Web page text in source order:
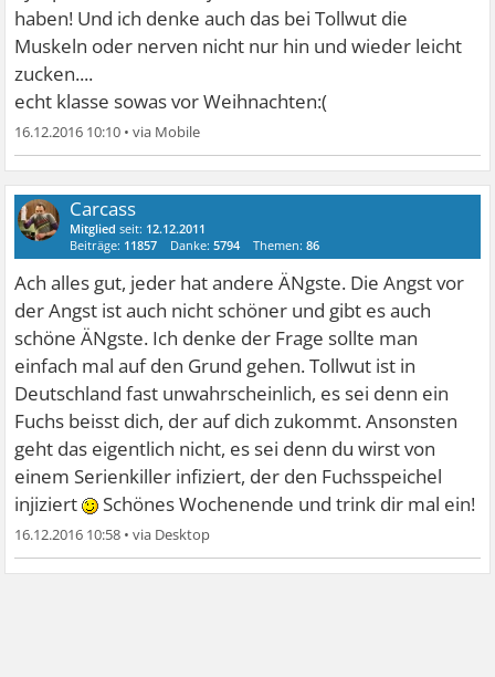
haben! Und ich denke auch das bei Tollwut die
Muskeln oder nerven nicht nur hin und wieder leicht
zucken....
echt klasse sowas vor Weihnachten:(
16.12.2016 10:10 •
Carcass
Mitglied seit: 12.12.2011
Beiträge: 11857 Danke:5794 Themen:86
Ach alles gut, jeder hat andere ÄNgste. Die Angst vor
der Angst ist auch nicht schöner und gibt es auch
schöne ÄNgste. Ich denke der Frage sollte man
einfach mal auf den Grund gehen. Tollwut ist in
Deutschland fast unwahrscheinlich, es sei denn ein
Fuchs beisst dich, der auf dich zukommt. Ansonsten
geht das eigentlich nicht, es sei denn du wirst von
einem Serienkiller infiziert, der den Fuchsspeichel
injiziert
Schönes Wochenende und trink dir mal ein!
16.12.2016 10:58 •